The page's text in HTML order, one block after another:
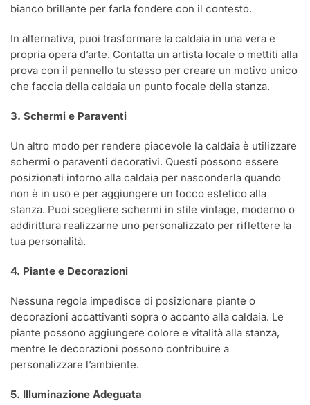
bianco brillante per farla fondere con il contesto.
In alternativa, puoi trasformare la caldaia in una vera e
propria opera d’arte. Contatta un artista locale o mettiti alla
prova con il pennello tu stesso per creare un motivo unico
che faccia della caldaia un punto focale della stanza.
3. Schermi e Paraventi
Un altro modo per rendere piacevole la caldaia è utilizzare
schermi o paraventi decorativi. Questi possono essere
posizionati intorno alla caldaia per nasconderla quando
non è in uso e per aggiungere un tocco estetico alla
stanza. Puoi scegliere schermi in stile vintage, moderno o
addirittura realizzarne uno personalizzato per riflettere la
tua personalità.
4. Piante e Decorazioni
Nessuna regola impedisce di posizionare piante o
decorazioni accattivanti sopra o accanto alla caldaia. Le
piante possono aggiungere colore e vitalità alla stanza,
mentre le decorazioni possono contribuire a
personalizzare l’ambiente.
5. Illuminazione Adeguata